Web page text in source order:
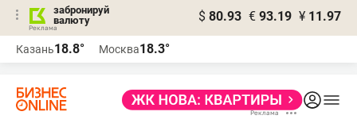
забронируй
валюту
$ 80.93 € 93.19 ¥ 11.97
Казань18.8° Москва18.3°